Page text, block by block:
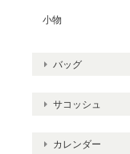
小物
バッグ
サコッシュ
カレンダー